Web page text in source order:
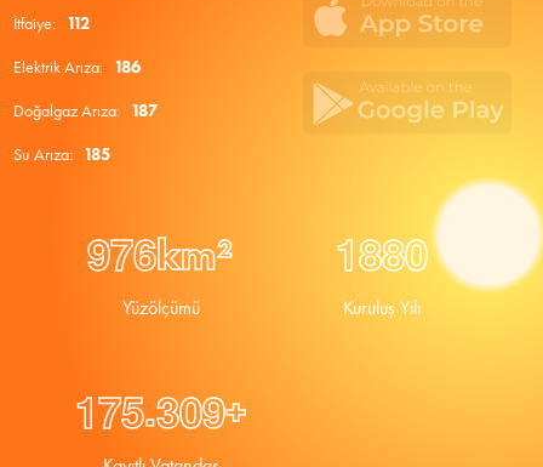
İtfaiye: 112
Elektrik Arıza: 186
Doğalgaz Arıza: 187
Su Arıza: 185
976km²
Yüzölçümü
1880
Kuruluş Yılı
175.309+